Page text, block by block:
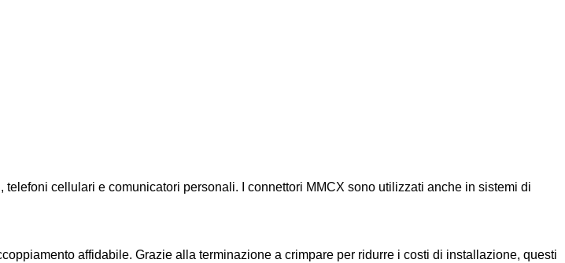
cellulari e comunicatori personali. I connettori MMCX sono utilizzati anche in sistemi di
affidabile. Grazie alla terminazione a crimpare per ridurre i costi di installazione, questi